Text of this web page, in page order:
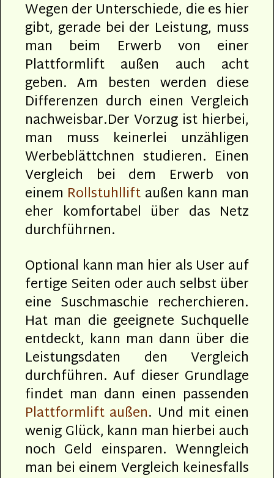
Wegen der Unterschiede, die es hier
gibt, gerade bei der Leistung, muss
man beim Erwerb von einer
Plattformlift außen auch acht
geben. Am besten werden diese
Differenzen durch einen Vergleich
nachweisbar.Der Vorzug ist hierbei,
man muss keinerlei unzähligen
Werbeblättchnen studieren. Einen
Vergleich bei dem Erwerb von
einem Rollstuhllift außen kann man
eher komfortabel über das Netz
durchführnen.
Optional kann man hier als User auf
fertige Seiten oder auch selbst über
eine Suschmaschie recherchieren.
Hat man die geeignete Suchquelle
entdeckt, kann man dann über die
Leistungsdaten den Vergleich
durchführen. Auf dieser Grundlage
findet man dann einen passenden
Plattformlift außen. Und mit einen
wenig Glück, kann man hierbei auch
noch Geld einsparen. Wenngleich
man bei einem Vergleich keinesfalls